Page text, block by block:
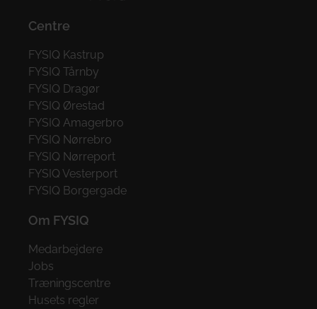
Centre
FYSIQ Kastrup
FYSIQ Tårnby
FYSIQ Dragør
FYSIQ Ørestad
FYSIQ Amagerbro
FYSIQ Nørrebro
FYSIQ Nørreport
FYSIQ Vesterport
FYSIQ Borgergade
Om FYSIQ
Medarbejdere
Jobs
Træningscentre
Husets regler